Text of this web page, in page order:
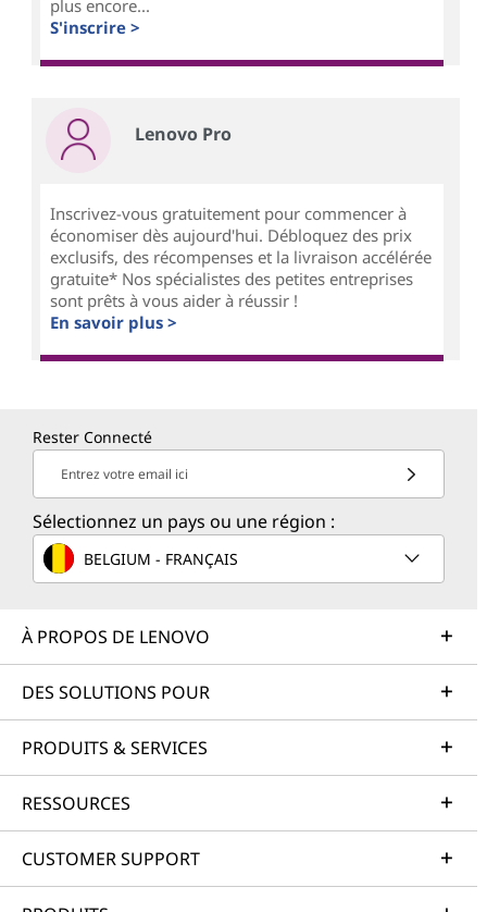
plus encore...
S'inscrire >
Lenovo Pro
Inscrivez-vous gratuitement pour commencer à
économiser dès aujourd'hui. Débloquez des prix
exclusifs, des récompenses et la livraison accélérée
gratuite* Nos spécialistes des petites entreprises
sont prêts à vous aider à réussir !
En savoir plus >
Rester Connecté
Entrez votre email ici
Sélectionnez un pays ou une région :
BELGIUM - FRANÇAIS
À PROPOS DE LENOVO
DES SOLUTIONS POUR
PRODUITS & SERVICES
RESSOURCES
CUSTOMER SUPPORT